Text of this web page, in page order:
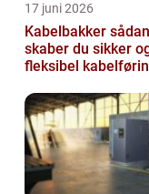
17 juni 2026
Kabelbakker sådan
skaber du sikker
fleksibel